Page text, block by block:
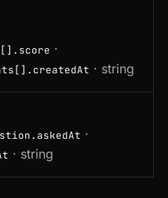
·
· string
·
· string